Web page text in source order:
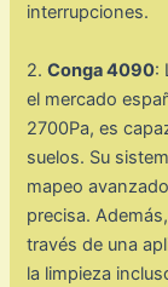
interrupciones.
2.Conga 4090:
el mercado
2700Pa, es
suelos. Su
mapeo
precisa.
través de una
la limpieza